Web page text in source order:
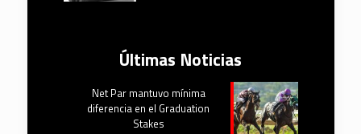
Últimas Noticias
Net Par mantuvo mínima
diferencia en el Graduation
Stakes